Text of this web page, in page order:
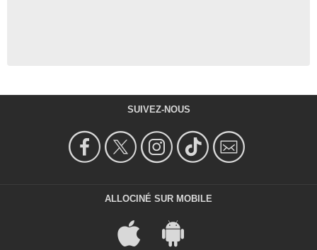
SUIVEZ-NOUS
ALLOCINÉ SUR MOBILE